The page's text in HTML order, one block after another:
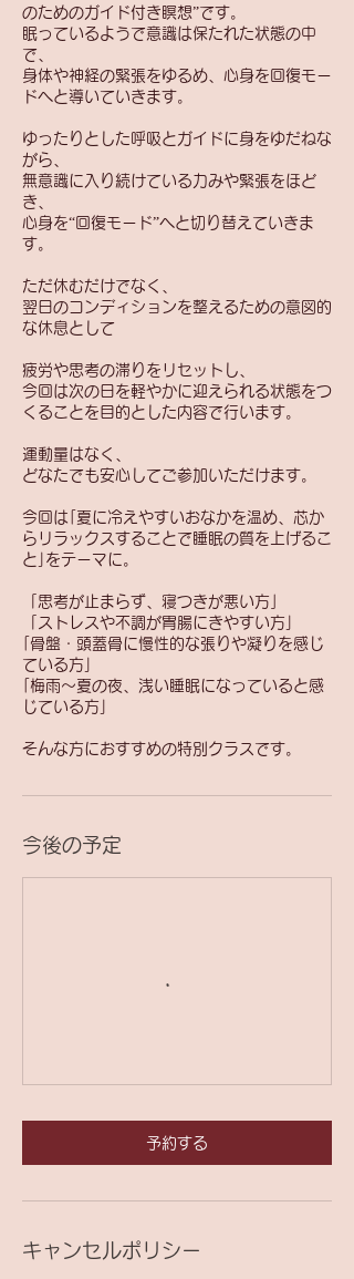
のためのガイド付き瞑想”です。
眠っているようで意識は保たれた状態の中
で、
身体や神経の緊張をゆるめ、心身を回復モー
ドへと導いていきます。
ゆったりとした呼吸とガイドに身をゆだねな
がら、
無意識に入り続けている力みや緊張をほど
き、
心身を“回復モード”へと切り替えていきま
す。
ただ休むだけでなく、
翌日のコンディションを整えるための意図的
な休息として
疲労や思考の滞りをリセットし、
今回は次の日を軽やかに迎えられる状態をつ
くることを目的とした内容で行います。
運動量はなく、
どなたでも安心してご参加いただけます。
今回は｢夏に冷えやすいおなかを温め、芯か
らリラックスすることで睡眠の質を上げるこ
と｣をテーマに。
「思考が止まらず、寝つきが悪い方」
「ストレスや不調が胃腸にきやすい方｣
｢骨盤・頭蓋骨に慢性的な張りや凝りを感じ
ている方｣
｢梅雨～夏の夜、浅い睡眠になっていると感
じている方｣
そんな方におすすめの特別クラスです。
今後の予定
予約する
キャンセルポリシー